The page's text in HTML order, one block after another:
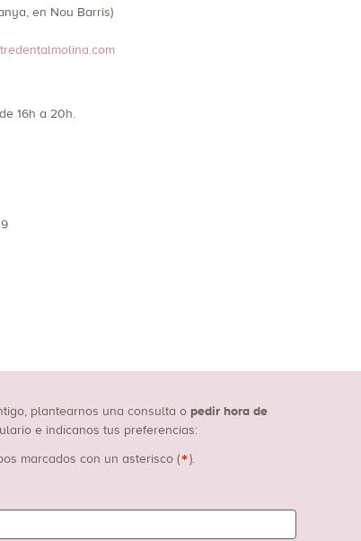
en Nou Barris)
16h a 20h.
plantearnos una consulta o pedir hora de
e indícanos tus preferencias:
marcados con un asterisco (*).